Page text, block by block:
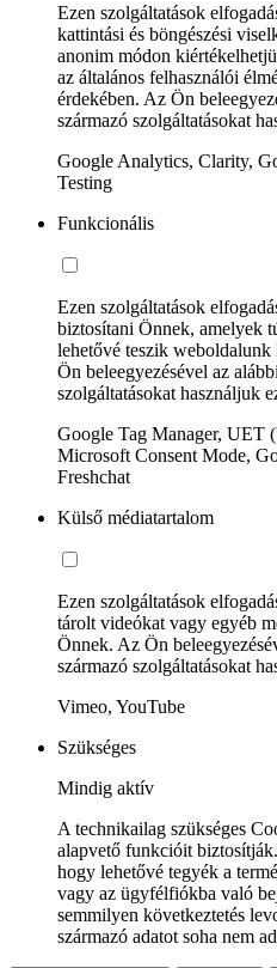
Ezen szolgáltatások
kattintási és böngészési
anonim módon
az általános felhasználói
érdekében. Az Ön
származó szolgáltatásokat
Google Analytics, Clarity,
Testing
Funkcionális
Ezen szolgáltatások
biztosítani Önnek, amelyek
lehetővé teszik weboldalunk
Ön beleegyezésével az
szolgáltatásokat használjuk
Google Tag Manager, UET
Microsoft Consent Mode,
Freshchat
Külső médiatartalom
Ezen szolgáltatások
tárolt videókat vagy egyéb
Önnek. Az Ön
származó szolgáltatásokat
Vimeo, YouTube
Szükséges
Mindig aktív
A technikailag szükséges
alapvető funkcióit
hogy lehetővé tegyék a
vagy az ügyfélfiókba való
semmilyen következtetés
származó adatot soha nem